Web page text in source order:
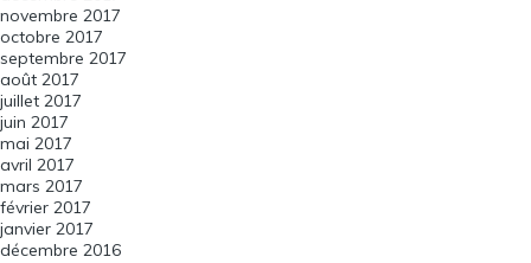
novembre 2017
octobre 2017
septembre 2017
août 2017
juillet 2017
juin 2017
mai 2017
avril 2017
mars 2017
février 2017
janvier 2017
décembre 2016